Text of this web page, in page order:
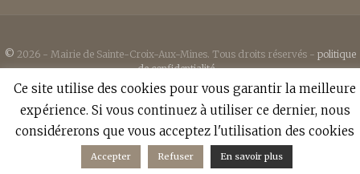
© 2026 - Mairie de Sainte-Croix-Aux-Mines. Tous droits réservés - politique
de confidentialité-
Réalisation:Anne Vonthron
Ce site utilise des cookies pour vous garantir la meilleure
expérience. Si vous continuez à utiliser ce dernier, nous
considérerons que vous acceptez l'utilisation des cookies
Accepter Refuser En savoir plus